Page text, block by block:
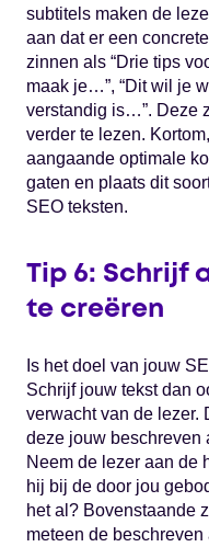
subtitels maken de
aan dat er een
zinnen als “Drie tips
maak je…”, “Dit wil je
verstandig is…”. Deze
verder te lezen.
aangaande optimale
gaten en plaats dit
SEO teksten.
Tip 6: Schrijf
te creëren
Is het doel van jouw
Schrijf jouw tekst dan
verwacht van de lezer.
deze jouw beschreven
Neem de lezer aan de
hij bij de door jou
het al? Bovenstaande
meteen de